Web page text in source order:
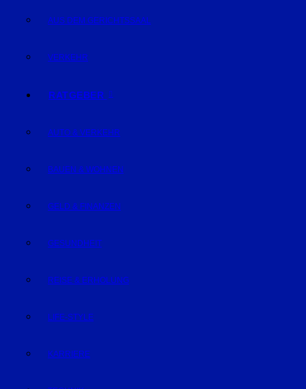
AUS DEM GERICHTSSAAL
VERKEHR
RATGEBER
AUTO & VERKEHR
BAUEN & WOHNEN
GELD & FINANZEN
GESUNDHEIT
REISE & ERHOLUNG
LIFE-STYLE
KARRIERE